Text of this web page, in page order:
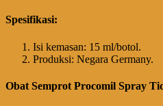
Spesifikasi:
Isi kemasan: 15 ml/botol.
Produksi: Negara Germany.
Obat Semprot Procomil Spray